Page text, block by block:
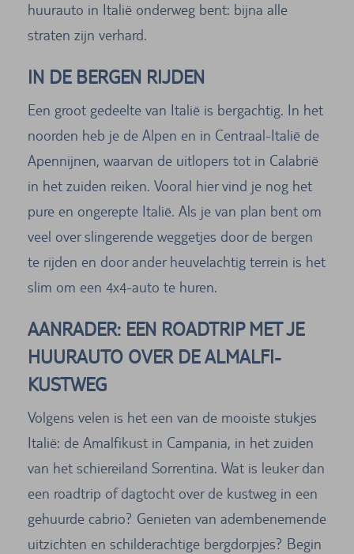
huurauto in Italië onderweg bent: bijna alle
straten zijn verhard.
IN DE BERGEN RIJDEN
Een groot gedeelte van Italië is bergachtig. In het
noorden heb je de Alpen en in Centraal-Italië de
Apennijnen, waarvan de uitlopers tot in Calabrië
in het zuiden reiken. Vooral hier vind je nog het
pure en ongerepte Italië. Als je van plan bent om
veel over slingerende weggetjes door de bergen
te rijden en door ander heuvelachtig terrein is het
slim om een 4x4-auto te huren.
AANRADER: EEN ROADTRIP MET JE
HUURAUTO OVER DE ALMALFI-
KUSTWEG
Volgens velen is het een van de mooiste stukjes
Italië: de Amalfikust in Campania, in het zuiden
van het schiereiland Sorrentina. Wat is leuker dan
een roadtrip of dagtocht over de kustweg in een
gehuurde cabrio? Genieten van adembenemende
uitzichten en schilderachtige bergdorpjes? Begin